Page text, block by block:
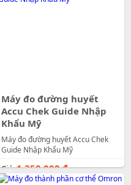
Máy đo đường huyết
Accu Chek Guide Nhập
Khẩu Mỹ
Máy đo đường huyết Accu Chek
Guide Nhập Khẩu Mỹ
Giá:1.350.000đ